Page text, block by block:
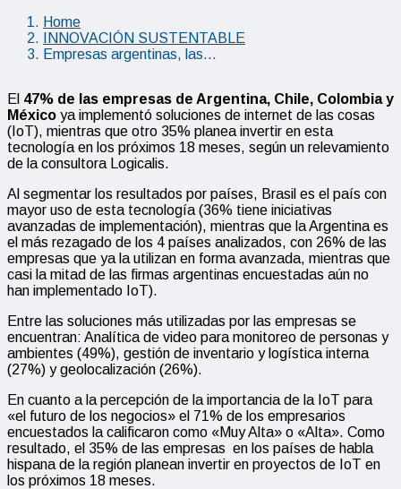
Home
INNOVACIÓN SUSTENTABLE
Empresas argentinas, las…
El 47% de las empresas de Argentina, Chile, Colombia y
México ya implementó soluciones de internet de las cosas
(IoT), mientras que otro 35% planea invertir en esta
tecnología en los próximos 18 meses, según un relevamiento
de la consultora Logicalis.
Al segmentar los resultados por países, Brasil es el país con
mayor uso de esta tecnología (36% tiene iniciativas
avanzadas de implementación), mientras que la Argentina es
el más rezagado de los 4 países analizados, con 26% de las
empresas que ya la utilizan en forma avanzada, mientras que
casi la mitad de las firmas argentinas encuestadas aún no
han implementado IoT).
Entre las soluciones más utilizadas por las empresas se
encuentran: Analítica de video para monitoreo de personas y
ambientes (49%), gestión de inventario y logística interna
(27%) y geolocalización (26%).
En cuanto a la percepción de la importancia de la IoT para
«el futuro de los negocios» el 71% de los empresarios
encuestados la calificaron como «Muy Alta» o «Alta». Como
resultado, el 35% de las empresas en los países de habla
hispana de la región planean invertir en proyectos de IoT en
los próximos 18 meses.